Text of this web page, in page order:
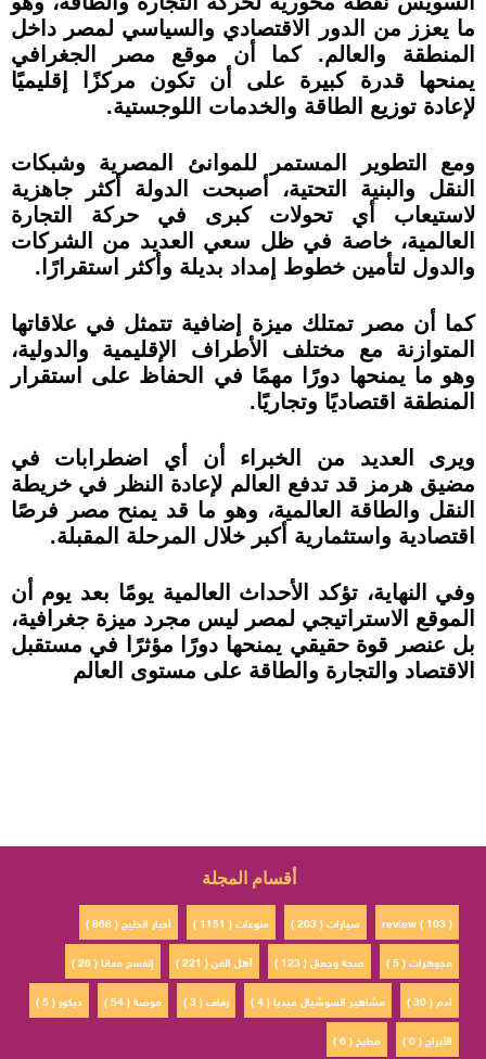
ما يعزز من الدور الاقتصادي والسياسي لمصر داخل
المنطقة والعالم. كما أن موقع مصر الجغرافي
يمنحها قدرة كبيرة على أن تكون مركزًا إقليميًا
لإعادة توزيع الطاقة والخدمات اللوجستية.
ومع التطوير المستمر للموانئ المصرية وشبكات
النقل والبنية التحتية، أصبحت الدولة أكثر جاهزية
لاستيعاب أي تحولات كبرى في حركة التجارة
العالمية، خاصة في ظل سعي العديد من الشركات
والدول لتأمين خطوط إمداد بديلة وأكثر استقرارًا.
كما أن مصر تمتلك ميزة إضافية تتمثل في علاقاتها
المتوازنة مع مختلف الأطراف الإقليمية والدولية،
وهو ما يمنحها دورًا مهمًا في الحفاظ على استقرار
المنطقة اقتصاديًا وتجاريًا.
ويرى العديد من الخبراء أن أي اضطرابات في
مضيق هرمز قد تدفع العالم لإعادة النظر في خريطة
النقل والطاقة العالمية، وهو ما قد يمنح مصر فرصًا
اقتصادية واستثمارية أكبر خلال المرحلة المقبلة.
وفي النهاية، تؤكد الأحداث العالمية يومًا بعد يوم أن
الموقع الاستراتيجي لمصر ليس مجرد ميزة جغرافية،
بل عنصر قوة حقيقي يمنحها دورًا مؤثرًا في مستقبل
الاقتصاد والتجارة والطاقة على مستوى العالم
أقسام المجلة
أخبار الخليج ( 868 ) منوعات ( 1151 ) سيارات ( 203 )
review ( 103 )
إتفسح معانا ( 26 )
أهل الفن ( 221 ) صحة وجمال ( 123 )
مجوهرات ( 5 )
ديكور ( 5 )
موضة ( 54 ) زفاف ( 3 ) مشاهير السوشيال ميديا ( 4 )
ادم ( 30 )
مطبخ ( 6 )
الأبراج ( 0 )